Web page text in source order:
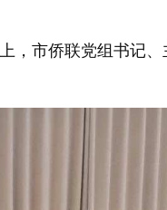
市侨联党组书记